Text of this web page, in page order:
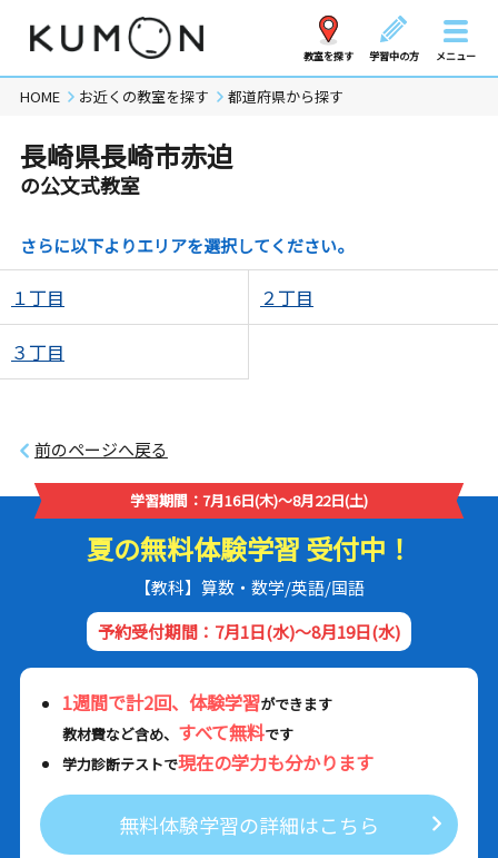
教室を探す 学習中の方 メニュー
HOME お近くの教室を探す 都道府県から探す
長崎県長崎市赤迫
の公文式教室
さらに以下よりエリアを選択してください。
１丁目 ２丁目
３丁目
前のページへ戻る
学習期間：7月16日(木)～8月22日(土)
夏の無料体験学習 受付中！
【教科】算数・数学/英語/国語
予約受付期間：7月1日(水)～8月19日(水)
1週間で計2回、体験学習ができます
教材費など含め、 すべて無料です
学力診断テストで現在の学力も分かります
無料体験学習の詳細はこちら